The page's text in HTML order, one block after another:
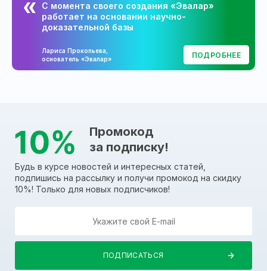
С момента своего создания «Эвалар»
работает на основании научно-
доказательной базы
Лариса Прокопьева,
основатель «Эвалар»
ПОДРОБНЕЕ
Промокод
за подписку!
Будь в курсе новостей и интересных статей,
подпишись на рассылку и получи промокод на скидку
10%! Только для новых подписчиков!